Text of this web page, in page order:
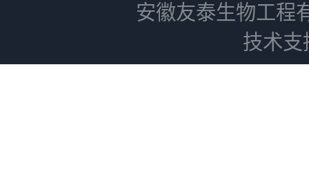
安徽友泰生物工程
技术